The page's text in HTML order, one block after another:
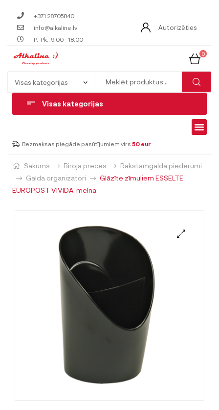
+371 28705840
info@alkaline.lv
P.-Pk.: 9:00 - 18:00
Autorizēties
0
Visas kategorijas
Bezmaksas piegāde pasūtījumiem virs 50 eur
Sākums Biroja preces
Rakstāmgalda piederumi
Galda organizatori
Glāzīte zīmuļiem ESSELTE
EUROPOST VIVIDA, melna